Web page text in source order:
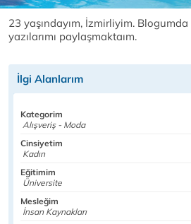
23 yaşındayım, İzmirliyim.
yazılarımı paylaşmaktaım.
İlgi Alanlarım
Kategorim
Alışveriş - Moda
Cinsiyetim
Kadın
Eğitimim
Üniversite
Mesleğim
İnsan Kaynakları